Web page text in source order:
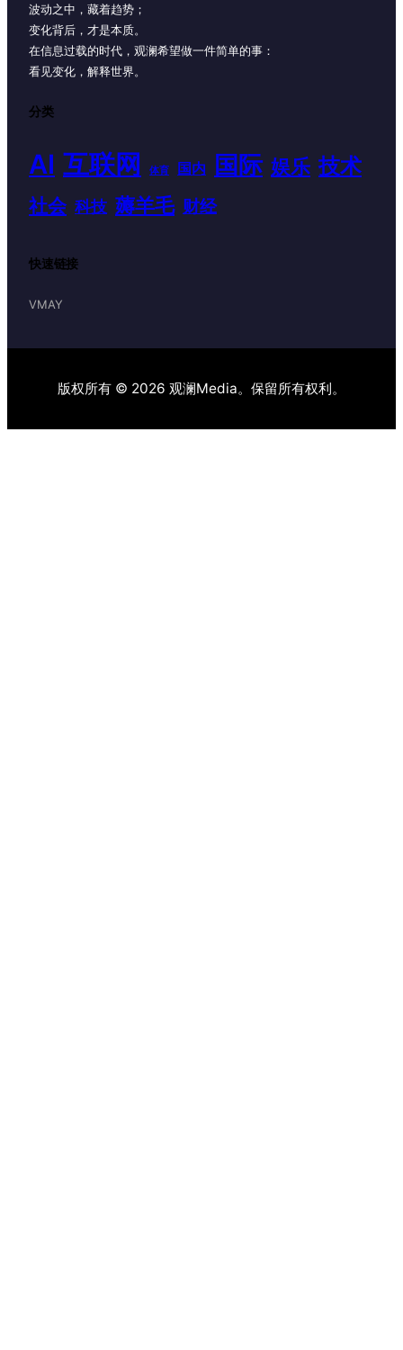
波动之中，藏着趋势；
变化背后，才是本质。
在信息过载的时代，观澜希望做一件简单的事：
看见变化，解释世界。
分类
AI 互联网 体育 国内 国际 娱乐 技术
社会 科技 薅羊毛 财经
快速链接
VMAY
版权所有 © 2026 观澜Media。保留所有权利。